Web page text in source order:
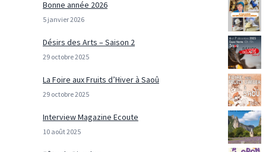
Bonne année 2026
5 janvier 2026
Désirs des Arts – Saison 2
29 octobre 2025
La Foire aux Fruits d’Hiver à Saoû
29 octobre 2025
Interview Magazine Ecoute
10 août 2025